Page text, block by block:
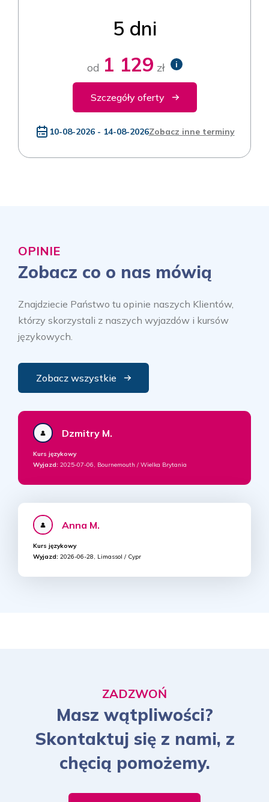
5 dni
od 1 129 zł i
Szczegóły oferty
10-08-2026 - 14-08-2026Zobacz inne terminy
OPINIE
Zobacz co o nas mówią
Znajdziecie Państwo tu opinie naszych Klientów,
którzy skorzystali z naszych wyjazdów i kursów
językowych.
Zobacz wszystkie
Dzmitry M.
Kurs językowy
Wyjazd: 2025-07-06, Bournemouth / Wielka Brytania
Anna M.
Kurs językowy
Wyjazd: 2026-06-28, Limassol / Cypr
ZADZWOŃ
Masz wątpliwości?
Skontaktuj się z nami, z
chęcią pomożemy.